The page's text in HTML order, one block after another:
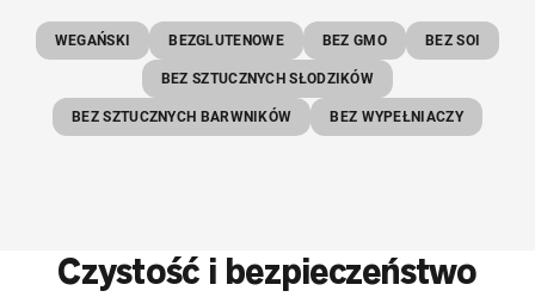
WEGAŃSKI BEZGLUTENOWE BEZ GMO BEZ SOI
BEZ SZTUCZNYCH SŁODZIKÓW
BEZ SZTUCZNYCH BARWNIKÓW BEZ WYPEŁNIACZY
Czystość i bezpieczeństwo